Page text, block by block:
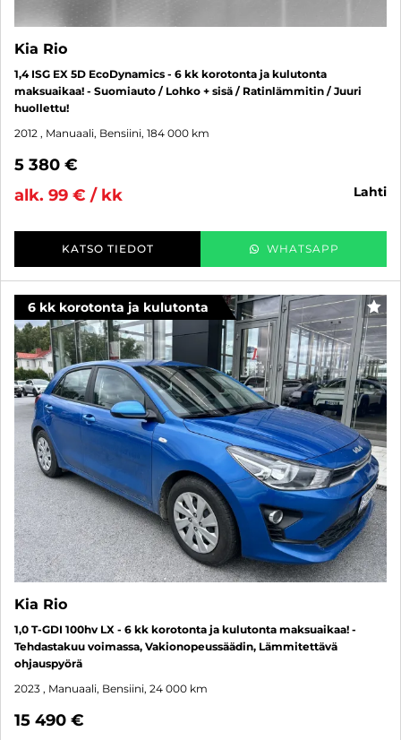
Kia Rio
1,4 ISG EX 5D EcoDynamics - 6 kk korotonta ja kulutonta
maksuaikaa! - Suomiauto / Lohko + sisä / Ratinlämmitin / Juuri
huollettu!
2012 , Manuaali, Bensiini, 184 000 km
5 380 €
alk. 99 € / kk
lahti
KATSO TIEDOT WHATSAPP
6 kk korotonta ja kulutonta
Kia Rio
1,0 T-GDI 100hv LX - 6 kk korotonta ja kulutonta maksuaikaa! -
Tehdastakuu voimassa, Vakionopeussäädin, Lämmitettävä
ohjauspyörä
2023 , Manuaali, Bensiini, 24 000 km
15 490 €